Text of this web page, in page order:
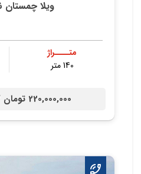
ویلا چمستان
متــــراژ
140 متر
220,000,000 تومان /